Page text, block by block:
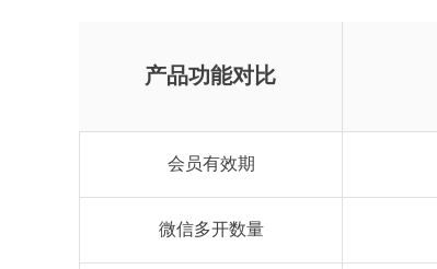
产品功能对比
会员有效期
微信多开数量